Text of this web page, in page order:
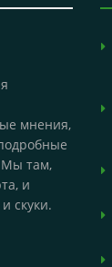
мнения,
Мы там,
и
скуки.